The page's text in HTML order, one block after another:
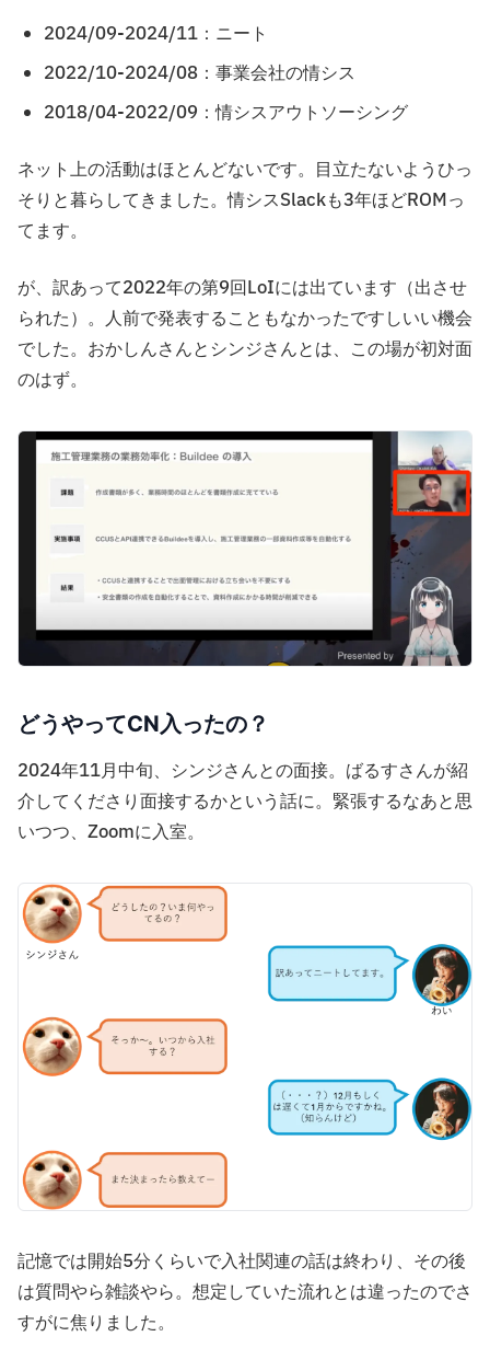
2024/09-2024/11：ニート
2022/10-2024/08：事業会社の情シス
2018/04-2022/09：情シスアウトソーシング
ネット上の活動はほとんどないです。目立たないようひっ
そりと暮らしてきました。情シスSlackも3年ほどROMっ
てます。
が、訳あって2022年の第9回LoIには出ています（出させ
られた）。人前で発表することもなかったですしいい機会
でした。おかしんさんとシンジさんとは、この場が初対面
のはず。
どうやってCN入ったの？
2024年11月中旬、シンジさんとの面接。ばるすさんが紹
介してくださり面接するかという話に。緊張するなあと思
いつつ、Zoomに入室。
記憶では開始5分くらいで入社関連の話は終わり、その後
は質問やら雑談やら。想定していた流れとは違ったのでさ
すがに焦りました。